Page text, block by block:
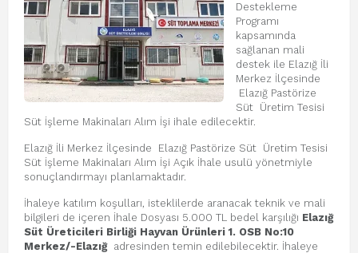
Destekleme
Programı
kapsamında
sağlanan mali
destek ile Elazığ İli
Merkez İlçesinde
Elazığ Pastörize
Süt Üretim Tesisi
Süt İşleme Makinaları Alım İşi ihale edilecektir.
Elazığ İli Merkez İlçesinde Elazığ Pastörize Süt Üretim Tesisi
Süt İşleme Makinaları Alım İşi Açık İhale usulü yönetmiyle
sonuçlandırmayı planlamaktadır.
İhaleye katılım koşulları, isteklilerde aranacak teknik ve mali
bilgileri de içeren İhale Dosyası 5.000 TL bedel karşılığı Elazığ
Süt Üreticileri Birliği Hayvan Ürünleri 1. OSB No:10
Merkez/-Elazığadresinden temin edilebilecektir. İhaleye